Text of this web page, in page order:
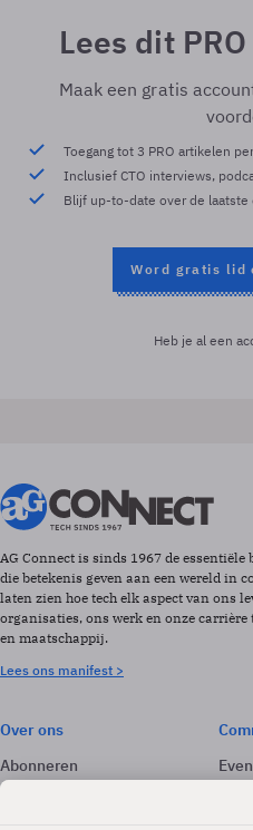
Lees dit
Maak een gratis
Toegang tot 3 PRO artikelen
Inclusief CTO interviews,
Blijf up-to-date over de
Word gratis lid
Heb je al een
AG Connect is sinds 1967 de
die betekenis geven aan een wereld in
laten zien hoe tech elk aspect van ons
organisaties, ons werk en onze carrière
en maatschappij.
Lees ons manifest >
Over ons
Abonneren
Adverteren